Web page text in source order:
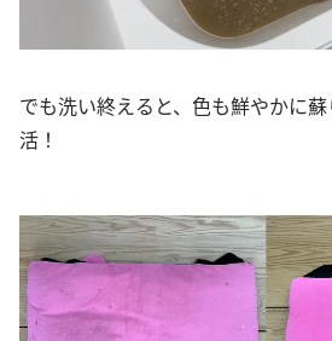
でも洗い終えると、色も鮮やかに
活！